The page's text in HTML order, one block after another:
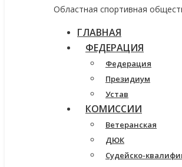
Областная спортивная
ГЛАВНАЯ
ФЕДЕРАЦИЯ
Федерация
Президиум
Устав
КОМИССИИ
Ветеранская
ДЮК
Судейско-